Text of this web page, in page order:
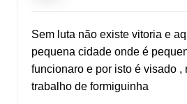
Sem luta não existe vitoria e
pequena cidade onde é
funcionaro e por isto é visado ,
trabalho de formiguinha